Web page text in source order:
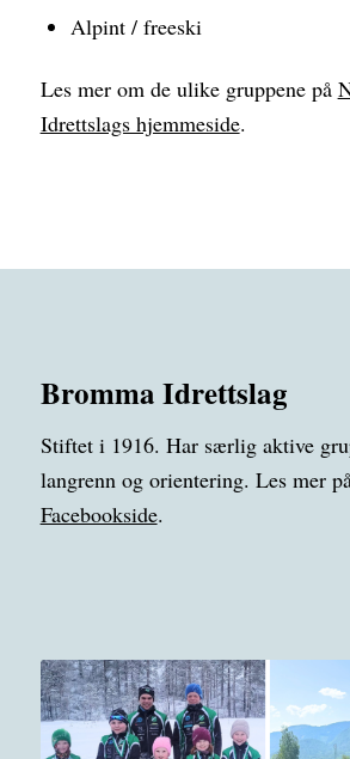
Alpint / freeski
Les mer om de ulike gruppene på
Idrettslags hjemmeside.
Bromma Idrettslag
Stiftet i 1916. Har særlig aktive
langrenn og orientering. Les mer
Facebookside.